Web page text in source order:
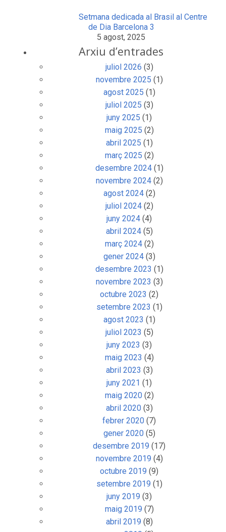
Setmana dedicada al Brasil al Centre
de Dia Barcelona 3
5 agost, 2025
Arxiu d’entrades
juliol 2026 (3)
novembre 2025 (1)
agost 2025 (1)
juliol 2025 (3)
juny 2025 (1)
maig 2025 (2)
abril 2025 (1)
març 2025 (2)
desembre 2024(1)
novembre 2024(2)
agost 2024(2)
juliol 2024(2)
juny 2024 (4)
abril 2024(5)
març 2024(2)
gener 2024(3)
desembre 2023 (1)
novembre 2023 (3)
octubre 2023 (2)
setembre 2023 (1)
agost 2023 (1)
juliol 2023 (5)
juny 2023 (3)
maig 2023 (4)
abril 2023 (3)
juny 2021 (1)
maig 2020(2)
abril 2020(3)
febrer 2020 (7)
gener 2020(5)
desembre 2019 (17)
novembre 2019 (4)
octubre 2019 (9)
setembre 2019 (1)
juny 2019 (3)
maig 2019 (7)
abril 2019 (8)